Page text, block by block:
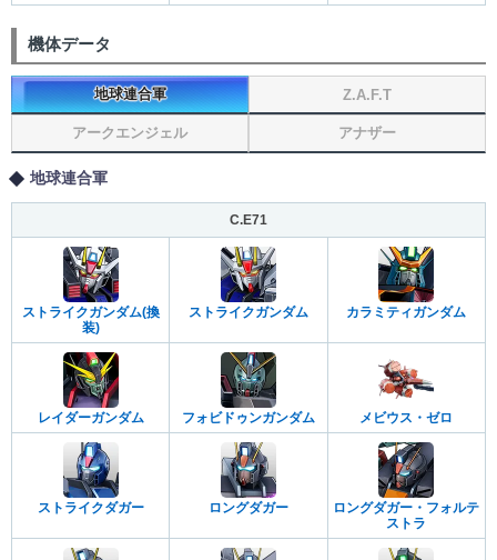
機体データ
地球連合軍 Z.A.F.T
アークエンジェル アナザー
地球連合軍
C.E71
ストライクガンダム(換
装)
ストライクガンダム カラミティガンダム
レイダーガンダム フォビドゥンガンダム メビウス・ゼロ
ストライクダガー ロングダガー
ロングダガー・フォルテ
ストラ